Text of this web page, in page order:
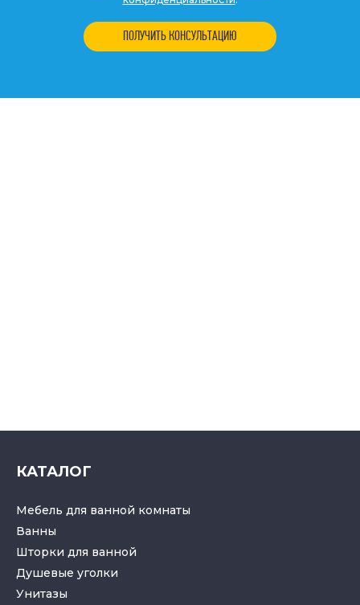
ПОЛУЧИТЬ КОНСУЛЬТАЦИЮ
КАТАЛОГ
Мебель для ванной комнаты
Ванны
Шторки для ванной
Душевые уголки
Унитазы